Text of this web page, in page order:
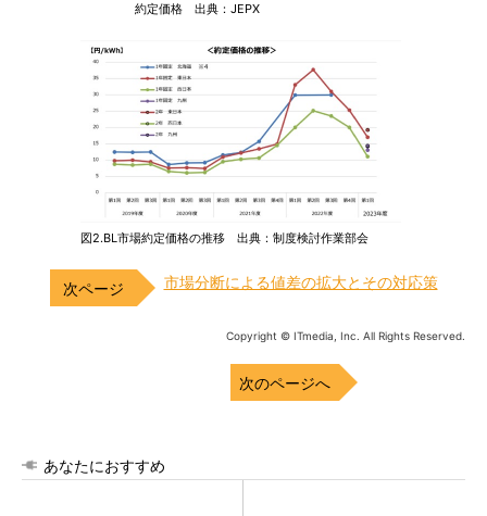
約定価格 出典：JEPX
図2.BL市場約定価格の推移 出典：制度検討作業部会
市場分断による値差の拡大とその対応策
Copyright © ITmedia, Inc. All Rights Reserved.
次のページへ
あなたにおすすめ